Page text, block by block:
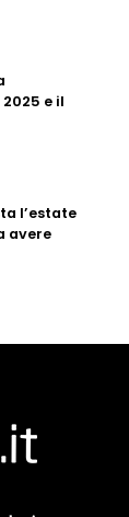
e il
l’estate
avere